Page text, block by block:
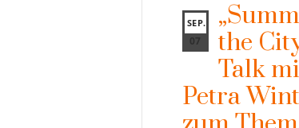
SEP.
07
the
Talk
Petra